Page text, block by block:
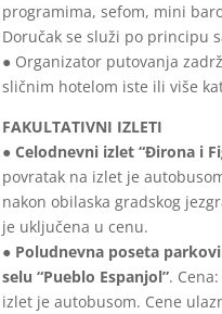
programima, sefom, mini
Doručak se služi po principu
● Organizator putovanja
sličnim hotelom iste ili više
FAKULTATIVNI IZLETI
● Celodnevni izlet “Đirona i
povratak na izlet je
nakon obilaska gradskog
je uključena u cenu.
● Poludnevna poseta
selu “Pueblo Espanjol”.
izlet je autobusom. Cene